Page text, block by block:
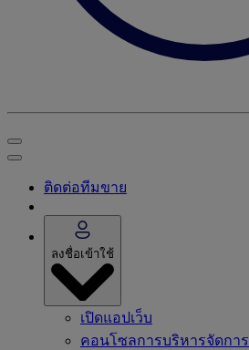
ติดต่อทีมขาย
ลงชื่อเข้าใช้
เปิดแอปเว็บ
คอนโซลการบริหารจัดการ